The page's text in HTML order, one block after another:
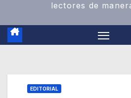
lectores de
EDITORIAL